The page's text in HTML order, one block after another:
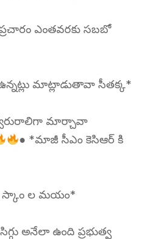
ఎంతవరకు సబబో
మాట్లాడుతావా సీతక్క*
మార్చావా
● *మాజీ సీఎం కెసిఆర్ కి
స్కాం ల మయం*
అనేలా ఉంది ప్రభుత్వ